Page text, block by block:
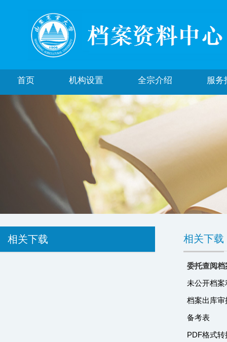
首页 机构设置 全宗介绍 服务
相关下载 相关下载
委托查阅档
未公开档
档案出库审
备考表
PDF格式转